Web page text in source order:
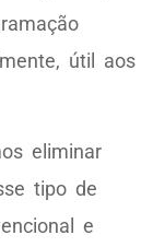
útil aos
eliminar
tipo de
e